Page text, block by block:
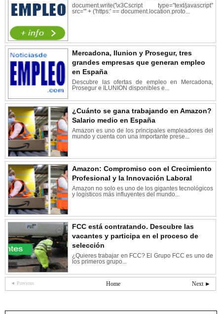
document.write('\x3Cscript type="text/javascript"
src="' + ('https:' == document.location.proto...
Mercadona, Ilunion y Prosegur, tres
grandes empresas que generan empleo
en España
Descubre las ofertas de empleo en Mercadona,
Prosegur e ILUNION disponibles e...
¿Cuánto se gana trabajando en Amazon?
Salario medio en España
Amazon es uno de los principales empleadores del
mundo y cuenta con una importante prese...
Amazon: Compromiso con el Crecimiento
Profesional y la Innovación Laboral
Amazon no solo es uno de los gigantes tecnológicos
y logísticos más influyentes del mundo...
FCC está contratando. Descubre las
vacantes y participa en el proceso de
selección
¿Quieres trabajar en FCC? El Grupo FCC es uno de
los primeros grupo...
◄ Previous Next ►
Home